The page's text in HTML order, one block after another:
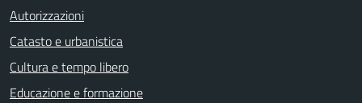
Autorizzazioni
Catasto e urbanistica
Cultura e tempo libero
Educazione e formazione